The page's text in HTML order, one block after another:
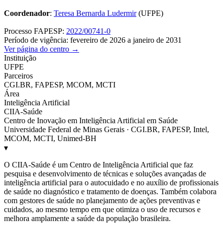
Coordenador: Teresa Bernarda Ludermir(UFPE)
Processo FAPESP: 2022/00741-0
Período de vigência: fevereiro de 2026 a janeiro de 2031
Ver página do centro →
Instituição
UFPE
Parceiros
CGI.BR, FAPESP, MCOM, MCTI
Área
Inteligência Artificial
CIIA-Saúde
Centro de Inovação em Inteligência Artificial em Saúde
Universidade Federal de Minas Gerais · CGI.BR, FAPESP, Intel,
MCOM, MCTI, Unimed-BH
▾
O CIIA-Saúde é um Centro de Inteligência Artificial que faz
pesquisa e desenvolvimento de técnicas e soluções avançadas de
inteligência artificial para o autocuidado e no auxílio de profissionais
de saúde no diagnóstico e tratamento de doenças. Também colabora
com gestores de saúde no planejamento de ações preventivas e
cuidados, ao mesmo tempo em que otimiza o uso de recursos e
melhora amplamente a saúde da população brasileira.